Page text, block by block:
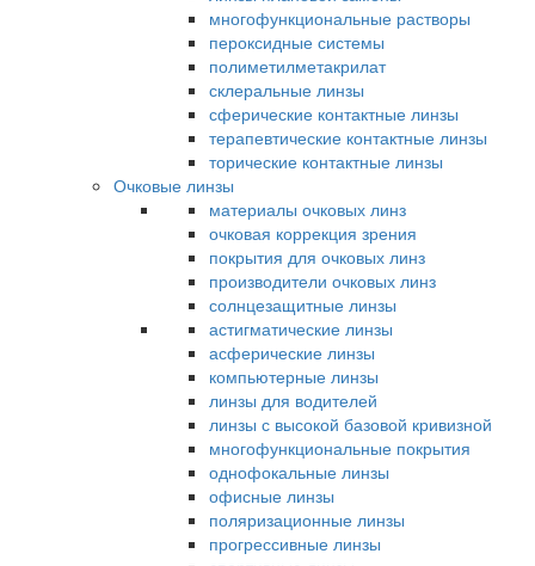
многофункциональные растворы
пероксидные системы
полиметилметакрилат
склеральные линзы
сферические контактные линзы
терапевтические контактные линзы
торические контактные линзы
Очковые линзы
материалы очковых линз
очковая коррекция зрения
покрытия для очковых линз
производители очковых линз
солнцезащитные линзы
астигматические линзы
асферические линзы
компьютерные линзы
линзы для водителей
линзы с высокой базовой кривизной
многофункциональные покрытия
однофокальные линзы
офисные линзы
поляризационные линзы
прогрессивные линзы